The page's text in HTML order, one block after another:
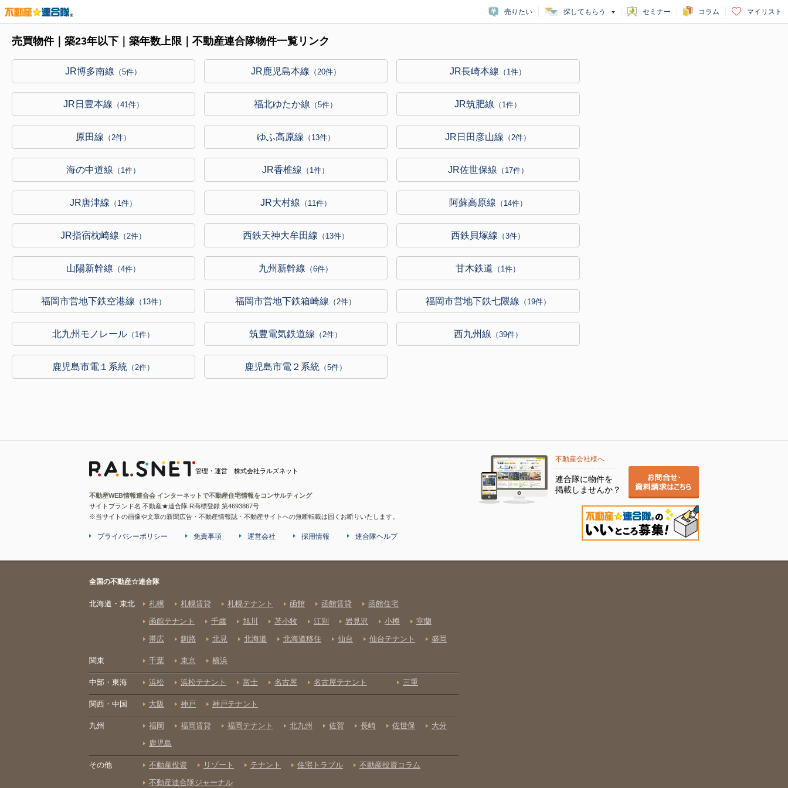
売りたい 探してもらう セミナー コラム マイリスト
売買物件｜築23年以下｜築年数上限｜不動産連合隊物件一覧リンク
JR博多南線 （5件） JR鹿児島本線 （20件） JR長崎本線 （1件）
JR日豊本線 （41件） 福北ゆたか線 （5件） JR筑肥線 （1件）
原田線 （2件） ゆふ高原線 （13件） JR日田彦山線 （2件）
海の中道線 （1件） JR香椎線 （1件） JR佐世保線 （17件）
JR唐津線 （1件） JR大村線 （11件） 阿蘇高原線 （14件）
JR指宿枕崎線 （2件） 西鉄天神大牟田線 （13件） 西鉄貝塚線 （3件）
山陽新幹線 （4件） 九州新幹線 （6件） 甘木鉄道 （1件）
福岡市営地下鉄空港線 （13件） 福岡市営地下鉄箱崎線 （2件） 福岡市営地下鉄七隈線 （19件）
北九州モノレール （1件） 筑豊電気鉄道線 （2件） 西九州線 （39件）
鹿児島市電１系統 （2件） 鹿児島市電２系統 （5件）
管理・運営 株式会社ラルズネット
不動産WEB情報連合会 インターネットで不動産住宅情報をコンサルティング
サイトブランド名 不動産★連合隊 R商標登録 第4693867号
※当サイトの画像や文章の新聞広告・不動産情報誌・不動産サイトへの無断転載は固くお断りいたします。
不動産会社様へ
連合隊に物件を
掲載しませんか？
プライバシーポリシー 免責事項 運営会社 採用情報 連合隊ヘルプ